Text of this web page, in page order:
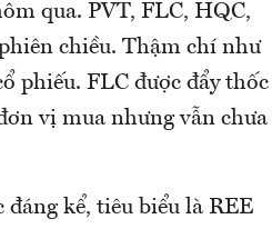
qua. PVT, FLC, HQC,
chiều. Thậm chí như
phiếu. FLC được đẩy thốc
vị mua nhưng vẫn chưa
kể, tiêu biểu là REE